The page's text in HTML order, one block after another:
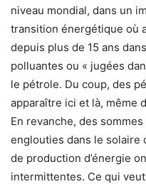
niveau mondial, dans un
transition énergétique où
depuis plus de 15 ans
polluantes ou « jugées
le pétrole. Du coup, des
apparaître ici et là, même
En revanche, des
englouties dans le solaire
de production d’énergie
intermittentes. Ce qui